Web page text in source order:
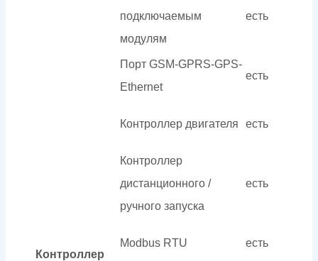
Контроллер
подключаемым
модулям
есть
Порт GSM-GPRS-GPS-
Ethernet
есть
Контроллер двигателя есть
Контроллер
дистанционного /
ручного запуска
есть
Modbus RTU есть